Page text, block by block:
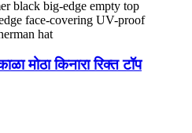
मोठा किनारा रिक्त टॉप